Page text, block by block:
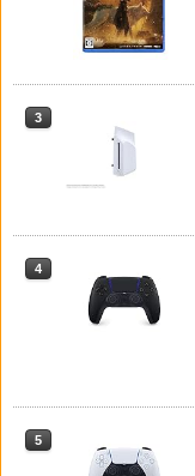
3
4
3
4
5